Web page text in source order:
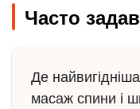
Часто
Де
масаж спини і